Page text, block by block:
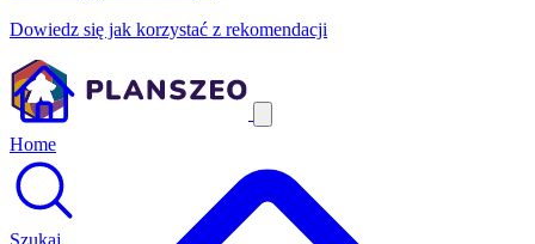
Dowiedz się jak korzystać z rekomendacji
Home
Szukaj